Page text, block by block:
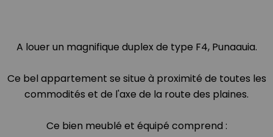
A louer un magnifique duplex de type F4, Punaauia.
Ce bel appartement se situe à proximité de toutes les
commodités et de l'axe de la route des plaines.
Ce bien meublé et équipé comprend :